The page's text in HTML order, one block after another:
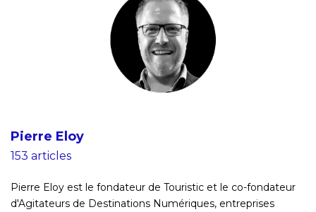
Pierre Eloy
153 articles
Pierre Eloy est le fondateur de Touristic et le co-fondateur
d'Agitateurs de Destinations Numériques, entreprises